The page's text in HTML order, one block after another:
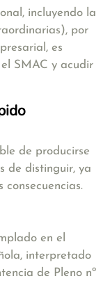
incluyendo la
por
es
SMAC y acudir
de producirse
de distinguir, ya
en el
interpretado
de Pleno nº